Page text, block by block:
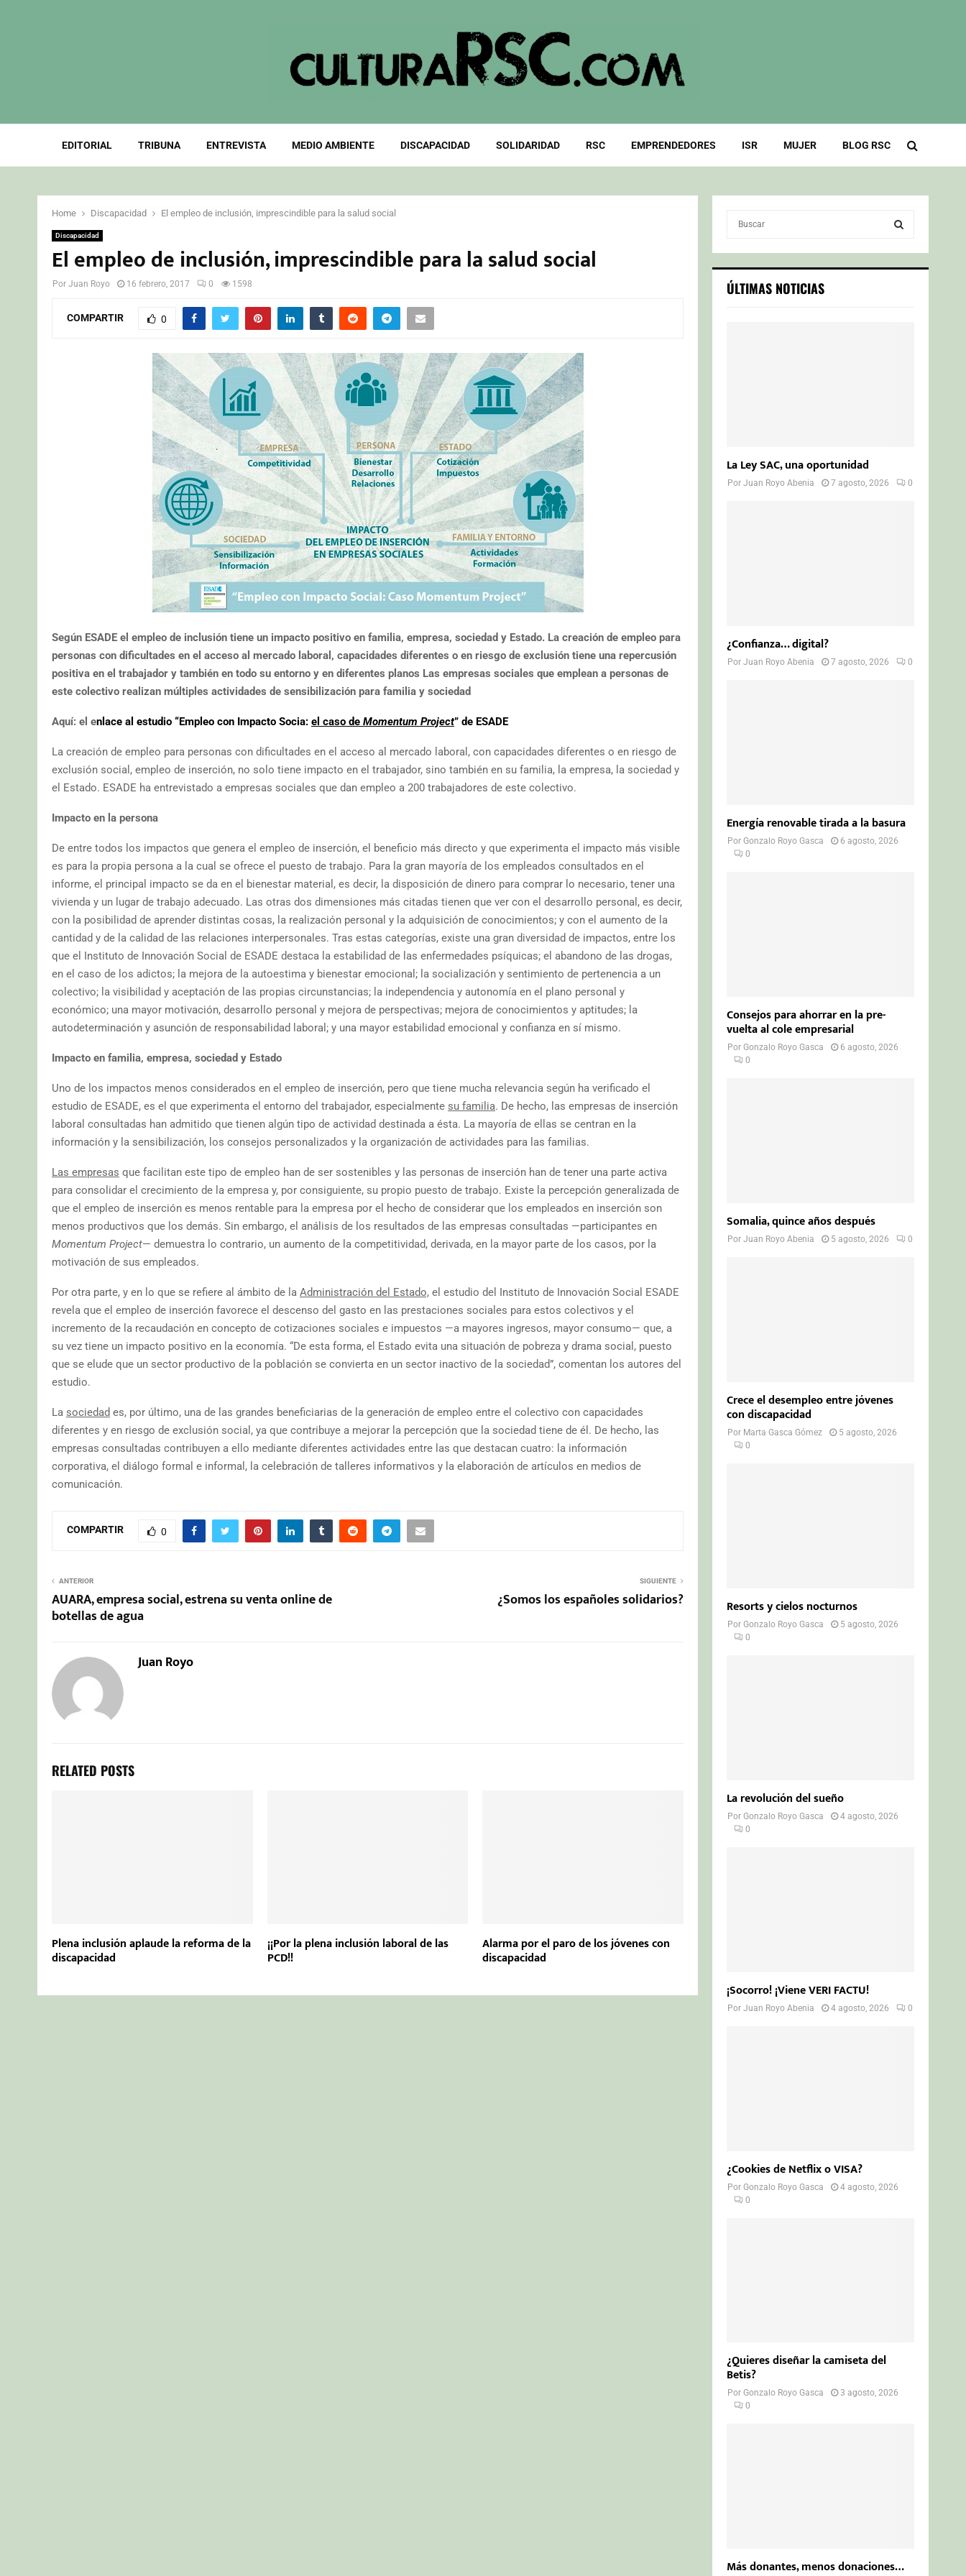
EDITORIAL TRIBUNA ENTREVISTA MEDIO AMBIENTE DISCAPACIDAD SOLIDARIDAD RSC EMPRENDEDORES ISR MUJER BLOG RSC
Home Discapacidad El empleo de inclusión, imprescindible para la salud social
Discapacidad
El empleo de inclusión, imprescindible para la salud social
Por Juan Royo 16 febrero, 2017 0 1598
COMPARTIR 0
Según ESADE el empleo de inclusión tiene un impacto positivo en familia, empresa, sociedad y Estado. La creación de empleo para
personas con dificultades en el acceso al mercado laboral, capacidades diferentes o en riesgo de exclusión tiene una repercusión
positiva en el trabajador y también en todo su entorno y en diferentes planos Las empresas sociales que emplean a personas de
este colectivo realizan múltiples actividades de sensibilización para familia y sociedad
Aquí: el enlace al estudio “Empleo con Impacto Socia: el caso de Momentum Project” de ESADE
La creación de empleo para personas con dificultades en el acceso al mercado laboral, con capacidades diferentes o en riesgo de
exclusión social, empleo de inserción, no solo tiene impacto en el trabajador, sino también en su familia, la empresa, la sociedad y
el Estado. ESADE ha entrevistado a empresas sociales que dan empleo a 200 trabajadores de este colectivo.
Impacto en la persona
De entre todos los impactos que genera el empleo de inserción, el beneficio más directo y que experimenta el impacto más visible
es para la propia persona a la cual se ofrece el puesto de trabajo. Para la gran mayoría de los empleados consultados en el
informe, el principal impacto se da en el bienestar material, es decir, la disposición de dinero para comprar lo necesario, tener una
vivienda y un lugar de trabajo adecuado. Las otras dos dimensiones más citadas tienen que ver con el desarrollo personal, es decir,
con la posibilidad de aprender distintas cosas, la realización personal y la adquisición de conocimientos; y con el aumento de la
cantidad y de la calidad de las relaciones interpersonales. Tras estas categorías, existe una gran diversidad de impactos, entre los
que el Instituto de Innovación Social de ESADE destaca la estabilidad de las enfermedades psíquicas; el abandono de las drogas,
en el caso de los adictos; la mejora de la autoestima y bienestar emocional; la socialización y sentimiento de pertenencia a un
colectivo; la visibilidad y aceptación de las propias circunstancias; la independencia y autonomía en el plano personal y
económico; una mayor motivación, desarrollo personal y mejora de perspectivas; mejora de conocimientos y aptitudes; la
autodeterminación y asunción de responsabilidad laboral; y una mayor estabilidad emocional y confianza en sí mismo.
Impacto en familia, empresa, sociedad y Estado
Uno de los impactos menos considerados en el empleo de inserción, pero que tiene mucha relevancia según ha verificado el
estudio de ESADE, es el que experimenta el entorno del trabajador, especialmente su familia. De hecho, las empresas de inserción
laboral consultadas han admitido que tienen algún tipo de actividad destinada a ésta. La mayoría de ellas se centran en la
información y la sensibilización, los consejos personalizados y la organización de actividades para las familias.
Las empresas que facilitan este tipo de empleo han de ser sostenibles y las personas de inserción han de tener una parte activa
para consolidar el crecimiento de la empresa y, por consiguiente, su propio puesto de trabajo. Existe la percepción generalizada de
que el empleo de inserción es menos rentable para la empresa por el hecho de considerar que los empleados en inserción son
menos productivos que los demás. Sin embargo, el análisis de los resultados de las empresas consultadas —participantes en
Momentum Project— demuestra lo contrario, un aumento de la competitividad, derivada, en la mayor parte de los casos, por la
motivación de sus empleados.
Por otra parte, y en lo que se refiere al ámbito de la Administración del Estado, el estudio del Instituto de Innovación Social ESADE
revela que el empleo de inserción favorece el descenso del gasto en las prestaciones sociales para estos colectivos y el
incremento de la recaudación en concepto de cotizaciones sociales e impuestos —a mayores ingresos, mayor consumo— que, a
su vez tiene un impacto positivo en la economía. “De esta forma, el Estado evita una situación de pobreza y drama social, puesto
que se elude que un sector productivo de la población se convierta en un sector inactivo de la sociedad”, comentan los autores del
estudio.
La sociedad es, por último, una de las grandes beneficiarias de la generación de empleo entre el colectivo con capacidades
diferentes y en riesgo de exclusión social, ya que contribuye a mejorar la percepción que la sociedad tiene de él. De hecho, las
empresas consultadas contribuyen a ello mediante diferentes actividades entre las que destacan cuatro: la información
corporativa, el diálogo formal e informal, la celebración de talleres informativos y la elaboración de artículos en medios de
comunicación.
COMPARTIR 0
ANTERIOR
AUARA, empresa social, estrena su venta online de
botellas de agua
SIGUIENTE
¿Somos los españoles solidarios?
Juan Royo
RELATED POSTS
Plena inclusión aplaude la reforma de la
discapacidad
¡¡Por la plena inclusión laboral de las
PCD!!
Alarma por el paro de los jóvenes con
discapacidad
c
h
S
ÚLTIMAS NOTICIAS
La Ley SAC, una oportunidad
PorJuan Royo Abenia 7 agosto, 2026 0
¿Confianza… digital?
PorJuan Royo Abenia 7 agosto, 2026 0
Energía renovable tirada a la basura
PorGonzalo Royo Gasca
6 agosto, 2026
0
Consejos para ahorrar en la pre-
vuelta al cole empresarial
PorGonzalo Royo Gasca
6 agosto, 2026
0
Somalia, quince años después
PorJuan Royo Abenia 5 agosto, 2026 0
Crece el desempleo entre jóvenes
con discapacidad
Por Marta Gasca Gómez
5 agosto, 2026
0
Resorts y cielos nocturnos
PorGonzalo Royo Gasca
5 agosto, 2026
0
La revolución del sueño
PorGonzalo Royo Gasca
4 agosto, 2026
0
¡Socorro! ¡Viene VERI FACTU!
PorJuan Royo Abenia 4 agosto, 2026 0
¿Cookies de Netflix o VISA?
PorGonzalo Royo Gasca
4 agosto, 2026
0
¿Quieres diseñar la camiseta del
Betis?
PorGonzalo Royo Gasca
3 agosto, 2026
0
Más donantes, menos donaciones…